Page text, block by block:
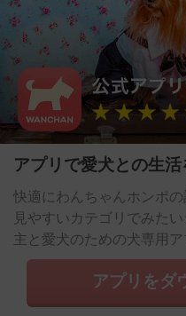
アプリで愛犬との生活
快適にわんちゃんホンポの
見やすいカテゴリでみた
主と愛犬のための犬専用ア
アプリをダ